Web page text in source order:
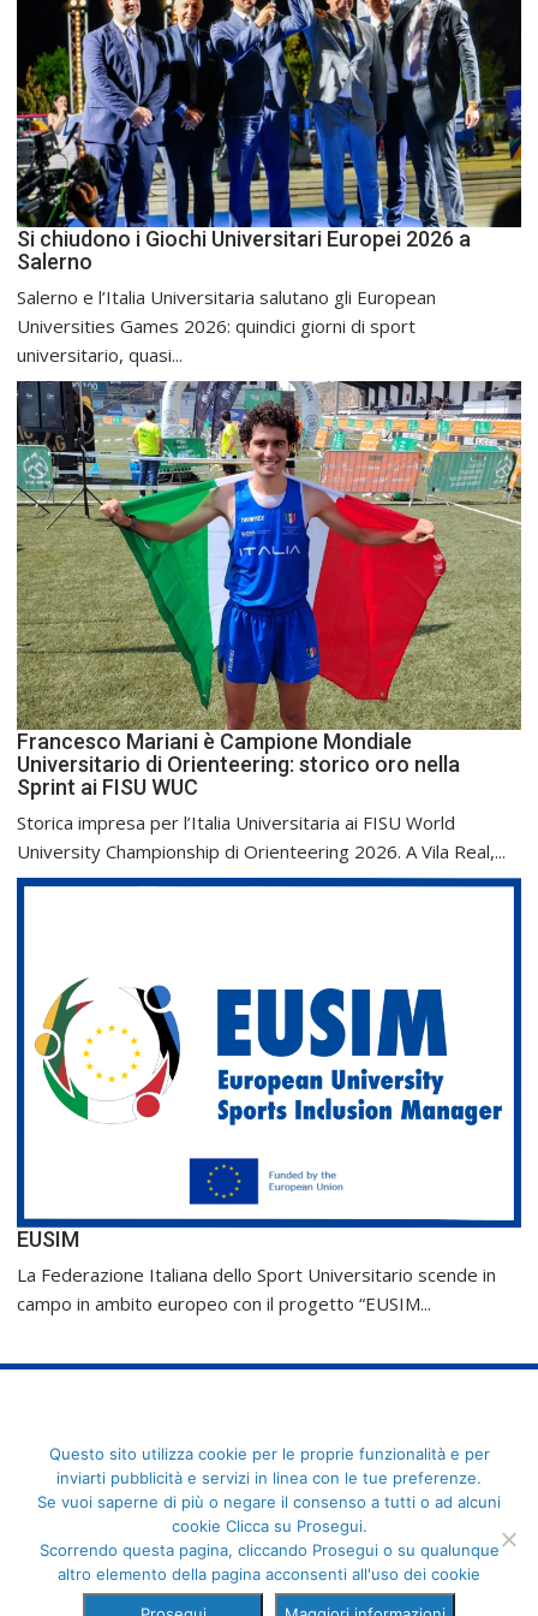
Si chiudono i Giochi Universitari Europei 2026 a
Salerno
Salerno e l’Italia Universitaria salutano gli European
Universities Games 2026: quindici giorni di sport
universitario, quasi...
Francesco Mariani è Campione Mondiale
Universitario di Orienteering: storico oro nella
Sprint ai FISU WUC
Storica impresa per l’Italia Universitaria ai FISU World
University Championship di Orienteering 2026. A Vila Real,...
EUSIM
La Federazione Italiana dello Sport Universitario scende in
campo in ambito europeo con il progetto “EUSIM...
FederCUSI: Federazione Italiana dello Sport Universitario - Via
Angelo Brofferio, 7 - 00195 Roma - C.F. 80109270589
Questo sito utilizza cookie per le proprie funzionalità e per
inviarti pubblicità e servizi in linea con le tue preferenze.
Se vuoi saperne di più o negare il consenso a tutti o ad alcuni
cookie Clicca su Prosegui.
Scorrendo questa pagina, cliccando Prosegui o su qualunque
altro elemento della pagina acconsenti all'uso dei cookie